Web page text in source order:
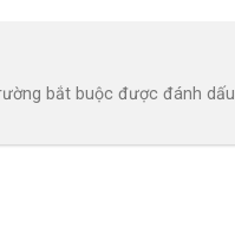
bắt buộc được đánh dấu